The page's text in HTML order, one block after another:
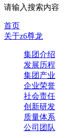
请输入搜索内容
首页
关于z6尊龙
集团介绍
发展历程
集团产业
企业荣誉
社会责任
创新研发
质量体系
公司团队